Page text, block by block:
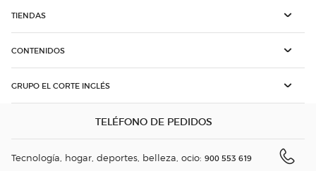
TIENDAS
CONTENIDOS
GRUPO EL CORTE INGLÉS
TELÉFONO DE PEDIDOS
Tecnología, hogar, deportes, belleza, ocio: 900 553 619